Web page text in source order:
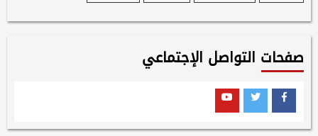
صفحات التواصل الإجتماعي
Facebook
Twitter
Youtube